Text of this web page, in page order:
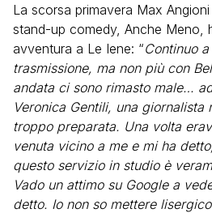
La scorsa primavera Max
stand-up comedy, Anche Meno,
avventura a Le Iene: “Continuo
trasmissione, ma non più con
andata ci sono rimasto male…
Veronica Gentili, una
troppo preparata. Una volta
venuta vicino a me e mi ha
questo servizio in studio è
Vado un attimo su Google a
detto. Io non so mettere